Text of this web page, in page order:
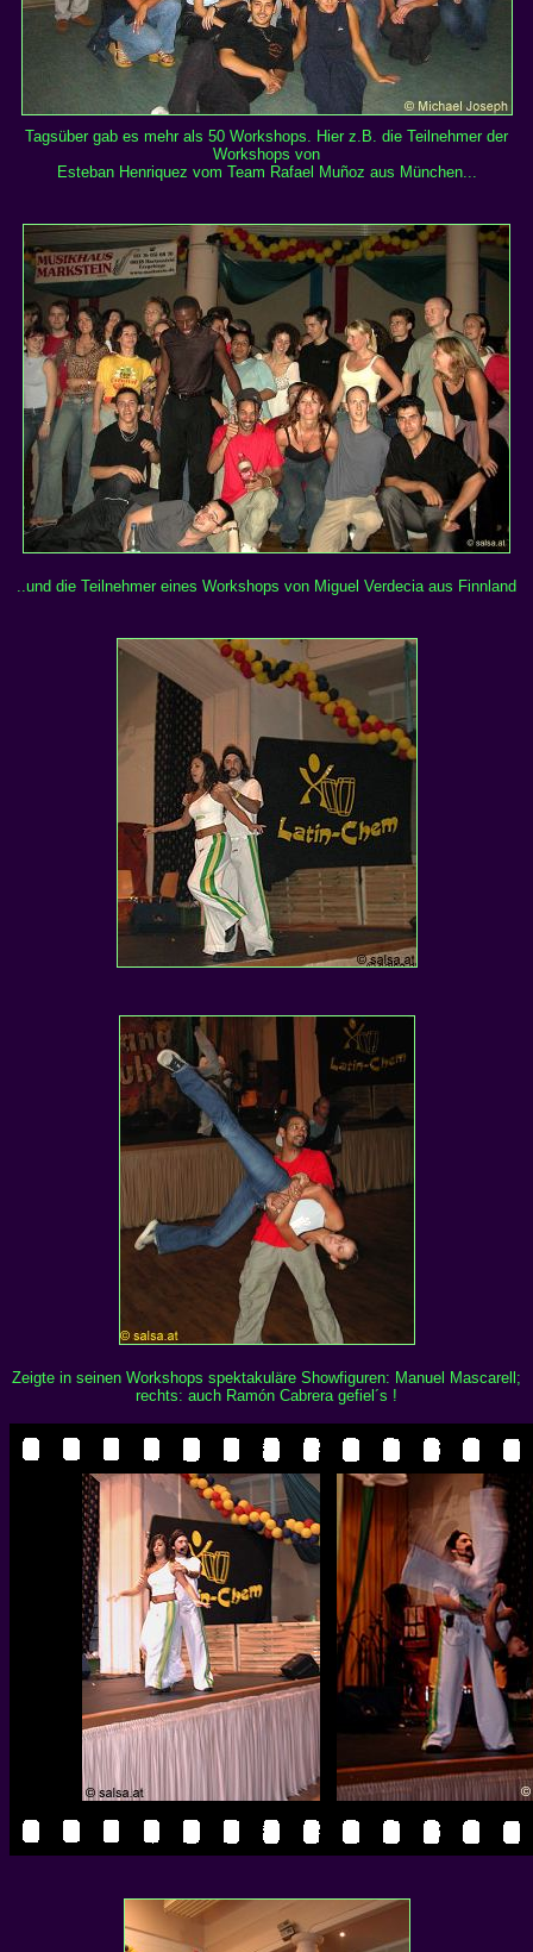
Tagsüber gab es mehr als 50 Workshops. Hier z.B. die Teilnehmer der
Workshops von
Esteban Henriquez vom Team Rafael Muñoz aus München...
..und die Teilnehmer eines Workshops von Miguel Verdecia aus Finnland
Zeigte in seinen Workshops spektakuläre Showfiguren: Manuel Mascarell;
rechts: auch Ramón Cabrera gefiel´s !